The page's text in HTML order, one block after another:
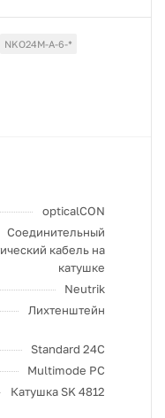
NKO24M-A-6-*
opticalCON
Соединительный
кабель на
катушке
Neutrik
Лихтенштейн
Standard 24C
Multimode PC
Катушка SK 4812